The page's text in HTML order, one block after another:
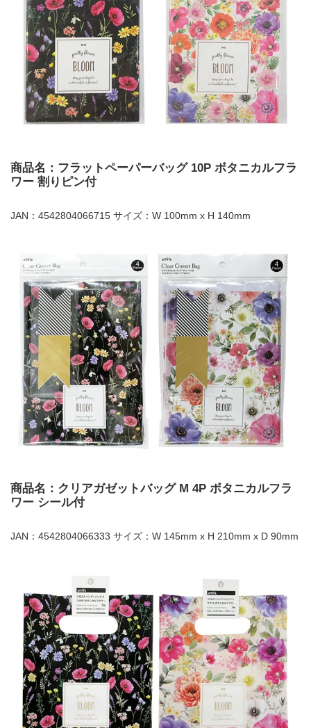
商品名：フラットペーパーバッグ 10P ボタニカルフラ
ワー 割りピン付
JAN：4542804066715 サイズ：W 100mm x H 140mm
商品名：クリアガゼットバッグ M 4P ボタニカルフラ
ワー シール付
JAN：4542804066333 サイズ：W 145mm x H 210mm x D 90mm